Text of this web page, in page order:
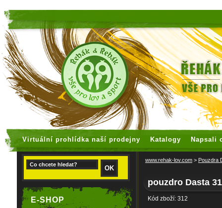
Virtuální prohlídka naší prodejny Katalogy Napsali
E-SHOP
www.rehak-lov.com > Pouzdra
pouzdro Dasta
Kód zboží: 312